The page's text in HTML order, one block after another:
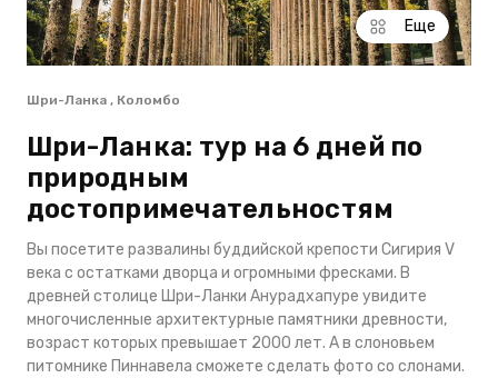
Еще
Шри-Ланка , Коломбо
Шри-Ланка: тур на 6 дней по
природным
достопримечательностям
Вы посетите развалины буддийской крепости Сигирия V
века с остатками дворца и огромными фресками. В
древней столице Шри-Ланки Анурадхапуре увидите
многочисленные архитектурные памятники древности,
возраст которых превышает 2000 лет. А в слоновьем
питомнике Пиннавела сможете сделать фото со слонами.